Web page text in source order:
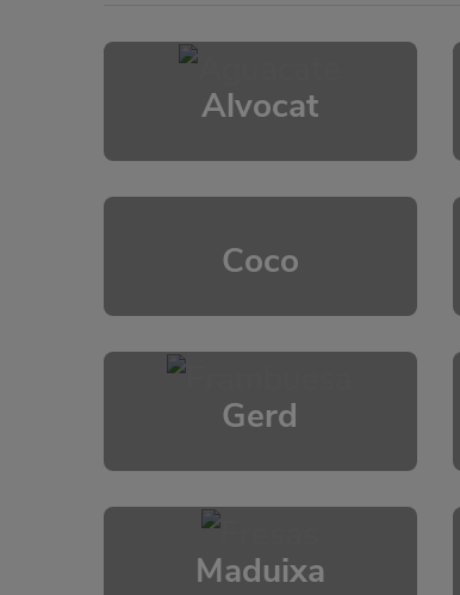
Alvocat
Coco
Gerd
Maduixa